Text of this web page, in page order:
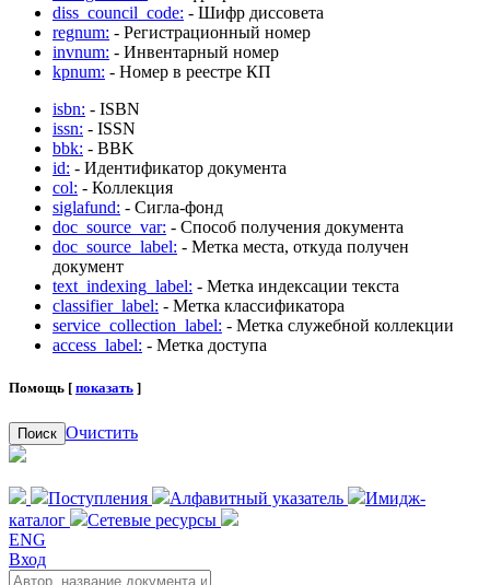
diss_council_code: - Шифр диссовета
regnum: - Регистрационный номер
invnum: - Инвентарный номер
kpnum: - Номер в реестре КП
isbn: - ISBN
issn: - ISSN
bbk: - BBK
id: - Идентификатор документа
col: - Коллекция
siglafund: - Сигла-фонд
doc_source_var: - Способ получения документа
doc_source_label: - Метка места, откуда получен
документ
text_indexing_label: - Метка индексации текста
classifier_label: - Метка классификатора
service_collection_label: - Метка служебной коллекции
access_label: - Метка доступа
Помощь [ показать ]
Поиск Очистить
Поступления Алфавитный указатель
Имидж-
каталог
Сетевые ресурсы
ENG
Вход